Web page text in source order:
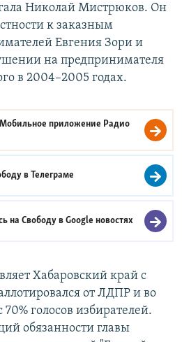
Николай Мистрюков. Он
к заказным
Евгения Зори и
на предпринимателя
в 2004–2005 годах.
приложение Радио
вТелеграме
на Свободу вGoogle новостях
Хабаровский край с
от ЛДПР и во
голосов избирателей.
обязанности главы